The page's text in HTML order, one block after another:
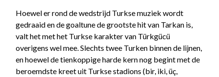
Hoewel er rond de wedstrijd Turkse muziek wordt
gedraaid en de goaltune de grootste hit van Tarkan is,
valt het met het Turkse karakter van Türkgücü
overigens wel mee. Slechts twee Turken binnen de lijnen,
en hoewel de tienkoppige harde kern nog begint met de
beroemdste kreet uit Turkse stadions (bir, iki, üç,